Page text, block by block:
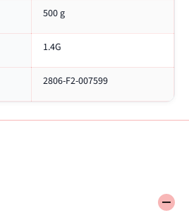
500 g
1.4G
2806-F2-007599